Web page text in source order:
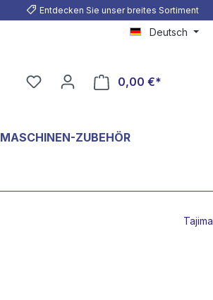
Entdecken Sie unser breites Sortiment
Deutsch
0,00 €*
MASCHINEN-ZUBEHÖR
Tajima